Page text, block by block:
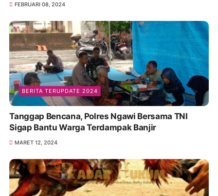
FEBRUARI 08, 2024
BERITA TERUPDATE 2024
Tanggap Bencana, Polres Ngawi Bersama TNI
Sigap Bantu Warga Terdampak Banjir
MARET 12, 2024